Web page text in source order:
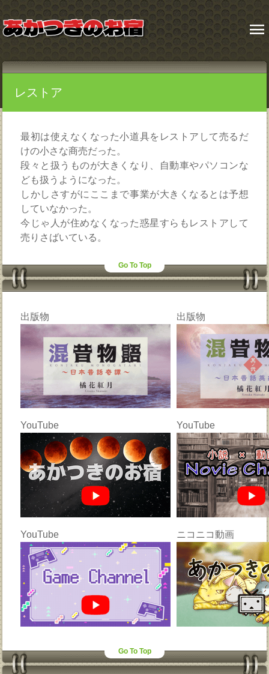
menu
レストア
最初は使えなくなった小道具をレストアして売るだ
けの小さな商売だった。
段々と扱うものが大きくなり、自動車やパソコンな
ども扱うようになった。
しかしさすがにここまで事業が大きくなるとは予想
していなかった。
今じゃ人が住めなくなった惑星すらもレストアして
売りさばいている。
Go To Top
出版物 出版物
YouTube YouTube
YouTube ニコニコ動画
Go To Top